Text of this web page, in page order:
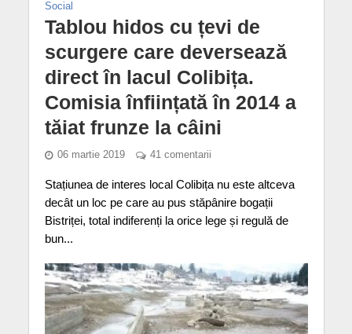
Social
Tablou hidos cu țevi de
scurgere care deversează
direct în lacul Colibița.
Comisia înființată în 2014 a
tăiat frunze la câini
06 martie 2019 41 comentarii
Stațiunea de interes local Colibița nu este altceva
decât un loc pe care au pus stăpânire bogații
Bistriței, total indiferenți la orice lege și regulă de
bun...